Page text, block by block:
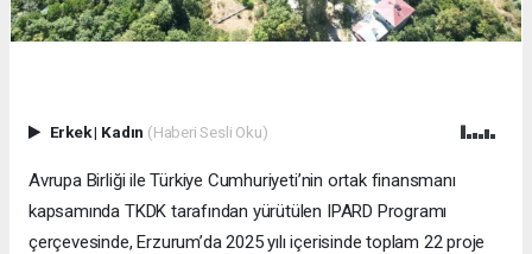
Erkek| Kadın (Haberi Sesli Oku)
Avrupa Birliği ile Türkiye Cumhuriyeti’nin ortak finansmanı
kapsamında TKDK tarafından yürütülen IPARD Programı
çerçevesinde, Erzurum’da 2025 yılı içerisinde toplam 22 proje